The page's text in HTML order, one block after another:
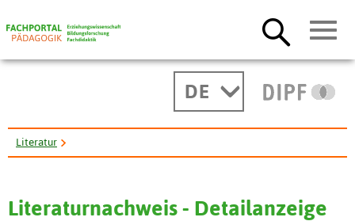
DE
Literatur
Literaturnachweis - Detailanzeige